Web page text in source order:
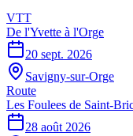
VTT
De l'Yvette à l'Orge
20 sept. 2026
Savigny-sur-Orge
Route
Les Foulees de Saint-
28 août 2026